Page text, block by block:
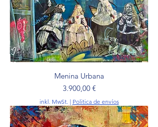
Menina Urbana
Preis
3.900,00 €
inkl. MwSt. | Politica de envíos